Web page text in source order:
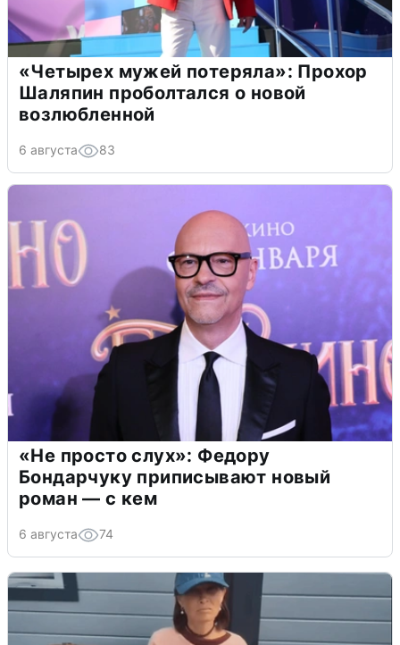
«Четырех мужей потеряла»: Прохор
Шаляпин проболтался о новой
возлюбленной
6 августа 83
«Не просто слух»: Федору
Бондарчуку приписывают новый
роман — с кем
6 августа 74